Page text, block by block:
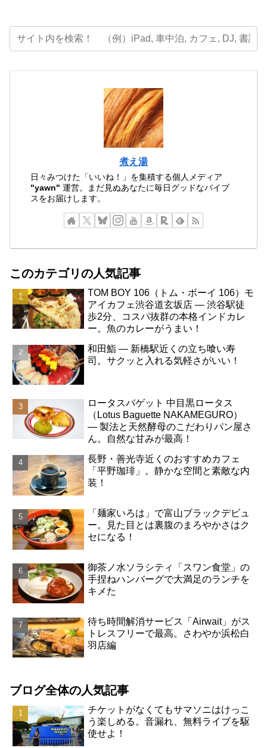
煮え湯
日々みつけた「いいね！」を集積する個人メディア
"yawn" 運営。まだ見ぬあなたに毎日グッドなバイブ
スをお届けします。
このカテゴリの人気記事
TOM BOY 106（トム・ボーイ 106）モ
アイカフェ渋谷道玄坂店 ― 渋谷駅徒
歩2分、コスパ抜群の本格インドカレ
ー。魚のカレーがうまい！
和田鮨 ― 新橋駅近くの立ち喰い寿
司。サクッと入れる気軽さがいい！
ロータスバゲット 中目黒ロータス
（Lotus Baguette NAKAMEGURO）
― 製法と天然酵母のこだわりパン屋さ
ん。自然な甘みが最高！
長野・善光寺近くのおすすめカフェ
「平野珈琲」。静かな空間と素敵な内
装！
「麺家いろは」で富山ブラックデビュ
ー。見た目とは裏腹のまろやかさはク
セになる！
御茶ノ水ソラシティ「スワン食堂」の
手捏ねハンバーグで大満足のランチを
キメた
待ち時間解消サービス「Airwait」がス
トレスフリーで最高。さわやか浜松白
羽店編
ブログ全体の人気記事
チケットがなくてもサマソニはけっこ
う楽しめる。音漏れ、無料ライブを駆
使せよ！